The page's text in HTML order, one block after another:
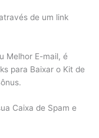
de um link
Melhor E-mail, é
para Baixar o Kit de
Caixa de Spam e